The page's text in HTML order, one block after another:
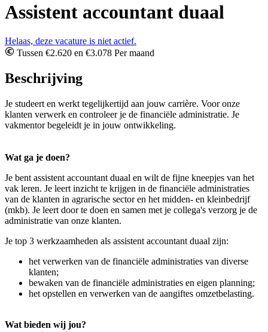
Assistent accountant duaal
Helaas, deze vacature is niet actief.
Tussen €2.620 en €3.078 Per maand
Beschrijving
Je studeert en werkt tegelijkertijd aan jouw carrière. Voor onze
klanten verwerk en controleer je de financiële administratie. Je
vakmentor begeleidt je in jouw ontwikkeling.
Wat ga je doen?
Je bent assistent accountant duaal en wilt de fijne kneepjes van het
vak leren. Je leert inzicht te krijgen in de financiële administraties
van de klanten in agrarische sector en het midden- en kleinbedrijf
(mkb). Je leert door te doen en samen met je collega's verzorg je de
administratie van onze klanten.
Je top 3 werkzaamheden als assistent accountant duaal zijn:
het verwerken van de financiële administraties van diverse
klanten;
bewaken van de financiële administraties en eigen planning;
het opstellen en verwerken van de aangiftes omzetbelasting.
Wat bieden wij jou?